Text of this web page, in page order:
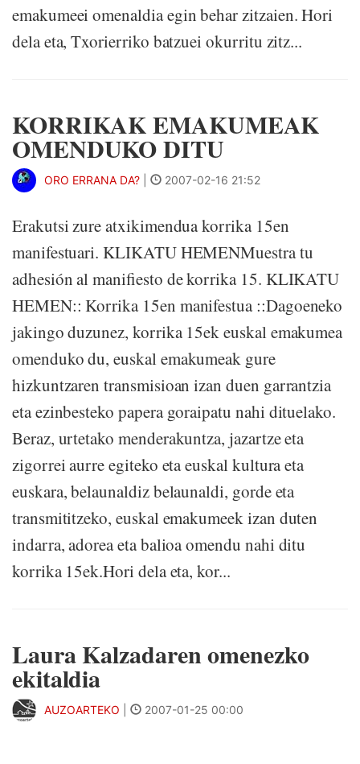
emakumeei omenaldia egin behar zitzaien. Hori
dela eta, Txorierriko batzuei okurritu zitz...
KORRIKAK EMAKUMEAK
OMENDUKO DITU
ORO ERRANA DA? 2007-02-16 21:52
Erakutsi zure atxikimendua korrika 15en
manifestuari. KLIKATU HEMENMuestra tu
adhesión al manifiesto de korrika 15. KLIKATU
HEMEN:: Korrika 15en manifestua ::Dagoeneko
jakingo duzunez, korrika 15ek euskal emakumea
omenduko du, euskal emakumeak gure
hizkuntzaren transmisioan izan duen garrantzia
eta ezinbesteko papera goraipatu nahi dituelako.
Beraz, urtetako menderakuntza, jazartze eta
zigorrei aurre egiteko eta euskal kultura eta
euskara, belaunaldiz belaunaldi, gorde eta
transmititzeko, euskal emakumeek izan duten
indarra, adorea eta balioa omendu nahi ditu
korrika 15ek.Hori dela eta, kor...
Laura Kalzadaren omenezko
ekitaldia
AUZOARTEKO 2007-01-25 00:00